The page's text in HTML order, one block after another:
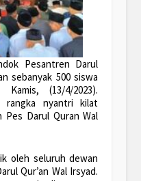
Pesantren Darul
sebanyak 500 siswa
(13/4/2023).
rangka nyantri kilat
Pes Darul Quran Wal
oleh seluruh dewan
Qur’an Wal Irsyad.